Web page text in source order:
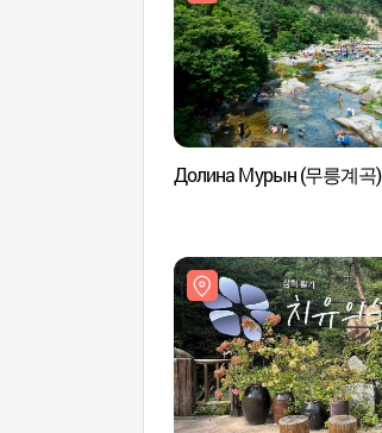
Долина Мурын (무릉계곡)